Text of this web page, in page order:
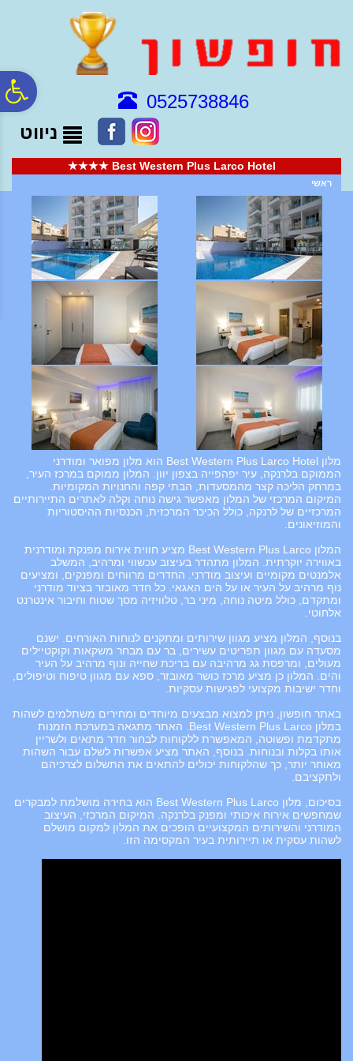
נגישות
0525738846
ניווט
Best Western Plus Larco Hotel ★★★★
ראשי
מלון Best Western Plus Larco Hotel הוא מלון מפואר ומודרני
הממוקם בלרנקה, עיר יפהפייה בצפון יוון. המלון ממוקם במרכז העיר,
במרחק הליכה קצר מהמסעדות, הבתי קפה והחנויות המקומיות.
המיקום המרכזי של המלון מאפשר גישה נוחה וקלה לאתרים התיירותיים
המרכזיים של לרנקה, כולל הכיכר המרכזית, הכנסיות ההיסטוריות
והמוזיאונים.
המלון Best Western Plus Larco מציע חווית אירוח מפנקת ומודרנית
באווירה יוקרתית. המלון מתהדר בעיצוב עכשווי ומרהיב, המשלב
אלמנטים מקומיים ועיצוב מודרני. החדרים מרווחים ומפנקים, ומציעים
נוף מרהיב על העיר או על הים האגאי. כל חדר מאובזר בציוד מודרני
ומתקדם, כולל מיטה נוחה, מיני בר, טלוויזיה מסך שטוח וחיבור אינטרנט
אלחוטי.
בנוסף, המלון מציע מגוון שירותים ומתקנים לנוחות האורחים. ישנם
מסעדה עם מגוון תפריטים עשירים, בר עם מבחר משקאות וקוקטיילים
מעולים, ומרפסת גג מרהיבה עם בריכת שחייה ונוף מרהיב על העיר
והים. המלון כן מציע מרכז כושר מאובזר, ספא עם מגוון טיפוח וטיפולים,
וחדר ישיבות מקצועי לפגישות עסקיות.
באתר חופשון, ניתן למצוא מבצעים מיוחדים ומחירים משתלמים לשהות
במלון Best Western Plus Larco. האתר מתגאה במערכת הזמנות
מתקדמת ופשוטה, המאפשרת ללקוחות לבחור חדר מתאים ולשריין
אותו בקלות ובנוחות. בנוסף, האתר מציע אפשרות לשלם עבור השהות
מאוחר יותר, כך שהלקוחות יכולים להתאים את התשלום לצרכיהם
ולתקציבם.
בסיכום, מלון Best Western Plus Larco הוא בחירה מושלמת למבקרים
שמחפשים אירוח איכותי ומפנק בלרנקה. המיקום המרכזי, העיצוב
המודרני והשירותים המקצועיים הופכים את המלון למקום מושלם
לשהות עסקית או תיירותית בעיר המקסימה הזו.